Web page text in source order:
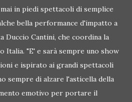
in piedi spettacoli di semplice
bella performance d'impatto a
Duccio Cantini, che coordina la
Italia. "E' e sarà sempre uno show
e ispirato ai grandi spettacoli
sempre di alzare l'asticella della
emotivo per portare il